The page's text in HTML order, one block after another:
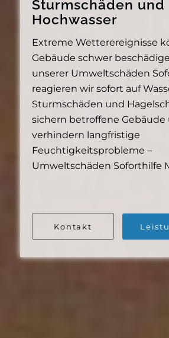
Sturmschäden und
Hochwasser
Extreme Wetterereignisse
Gebäude schwer
unserer Umweltschäden
reagieren wir sofort auf
Sturmschäden und
sichern betroffene Gebäude
verhindern langfristige
Feuchtigkeitsprobleme –
Umweltschäden Soforthilfe
Kontakt